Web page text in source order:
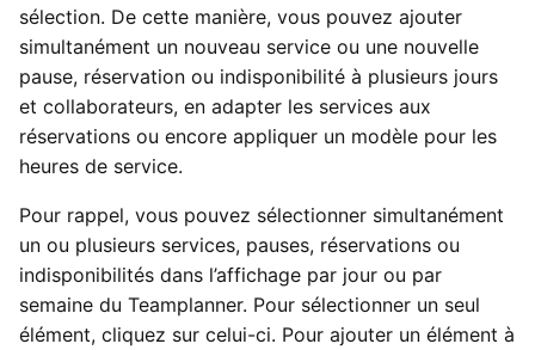
sélection. De cette manière, vous pouvez ajouter
simultanément un nouveau service ou une nouvelle
pause, réservation ou indisponibilité à plusieurs jours
et collaborateurs, en adapter les services aux
réservations ou encore appliquer un modèle pour les
heures de service.
Pour rappel, vous pouvez sélectionner simultanément
un ou plusieurs services, pauses, réservations ou
indisponibilités dans l’affichage par jour ou par
semaine du Teamplanner. Pour sélectionner un seul
élément, cliquez sur celui-ci. Pour ajouter un élément à